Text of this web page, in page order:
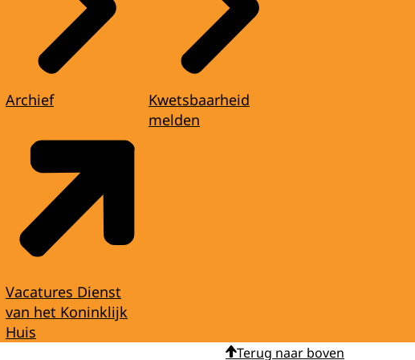
Archief
Vacatures Dienst
van het Koninklijk
Huis
Kwetsbaarheid
melden
Terug naar boven